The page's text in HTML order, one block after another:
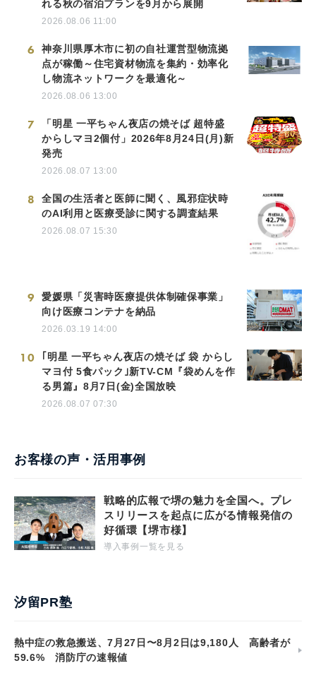
れる秋の宿泊プランを9月から展開
2026.08.06 11:00
6
神奈川県厚木市に初の自社運営型物流拠
点が稼働～住宅資材物流を集約・効率化
し物流ネットワークを最適化～
2026.08.06 13:00
7
「明星 一平ちゃん夜店の焼そば 超特盛
からしマヨ2個付」2026年8月24日(月)新
発売
2026.08.07 13:00
8
全国の生活者と医師に聞く、風邪症状時
のAI利用と医療受診に関する調査結果
2026.08.07 15:30
9
愛媛県「災害時医療提供体制確保事業」
向け医療コンテナを納品
2026.03.19 14:00
10
｢明星 一平ちゃん夜店の焼そば 袋 からし
マヨ付 5食パック｣新TV-CM『袋めんを作
る男篇』8月7日(金)全国放映
2026.08.07 07:30
お客様の声・活用事例
戦略的広報で堺の魅力を全国へ。プレ
スリリースを起点に広がる情報発信の
好循環【堺市様】
導入事例一覧を見る
汐留PR塾
熱中症の救急搬送、7月27日〜8月2日は9,180人 高齢者が
59.6% 消防庁の速報値